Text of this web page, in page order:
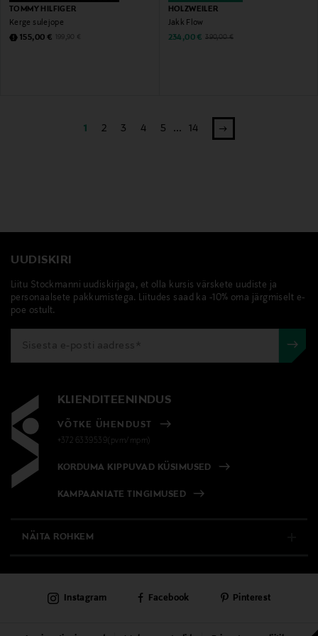
TOMMY HILFIGER
Kerge sulejope
Discounted Price
155,00 € Original Price
199,90 €
HOLZWEILER
Jakk Flow
Discounted Price
234,00 € Original Price
390,00 €
1 2 3 4 5 ... 14
UUDISKIRI
Liitu Stockmanni uudiskirjaga, et olla kursis värskete uudiste ja
personaalsete pakkumistega. Liitudes saad ka -10% oma järgmiselt e-
poe ostult.
KLIENDITEENINDUS
VÕTKE ÜHENDUST
+372 6339539(pvm/mpm)
KORDUMA KIPPUVAD KÜSIMUSED
KAMPAANIATE TINGIMUSED
NÄITA ROHKEM
PÜSIKLIENDITEENINDUS
Instagram Facebook Pinterest